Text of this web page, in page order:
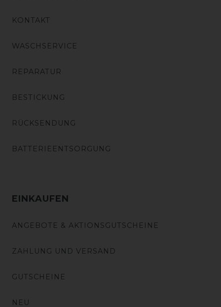
KONTAKT
WASCHSERVICE
REPARATUR
BESTICKUNG
RÜCKSENDUNG
BATTERIEENTSORGUNG
EINKAUFEN
ANGEBOTE & AKTIONSGUTSCHEINE
ZAHLUNG UND VERSAND
GUTSCHEINE
NEU